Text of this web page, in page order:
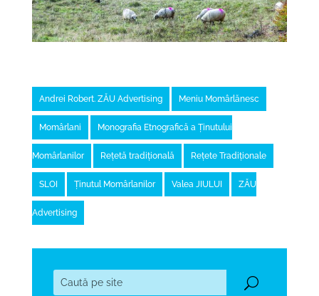
Andrei Robert. ZĂU Advertising Meniu Momârlănesc
Momârlani Monografia Etnografică a Ținutului
Momârlanilor Rețetă tradițională Rețete Tradiționale
SLOI Ținutul Momârlanilor Valea JIULUI ZĂU
Advertising